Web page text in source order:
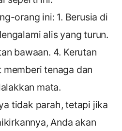
orang ini: 1. Berusia di
alis yang turun.
bawaan. 4. Kerutan
memberi tenaga dan
mata.
tidak parah, tetapi jika
Anda akan